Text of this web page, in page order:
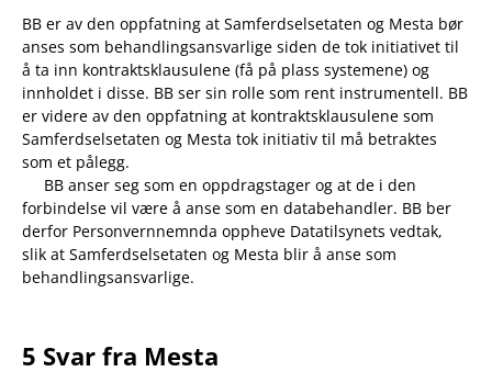
BB er av den oppfatning at Samferdselsetaten og Mesta bør
anses som behandlingsansvarlige siden de tok initiativet til
å ta inn kontraktsklausulene (få på plass systemene) og
innholdet i disse. BB ser sin rolle som rent instrumentell. BB
er videre av den oppfatning at kontraktsklausulene som
Samferdselsetaten og Mesta tok initiativ til må betraktes
som et pålegg.
BB anser seg som en oppdragstager og at de i den
forbindelse vil være å anse som en databehandler. BB ber
derfor Personvernnemnda oppheve Datatilsynets vedtak,
slik at Samferdselsetaten og Mesta blir å anse som
behandlingsansvarlige.
5 Svar fra Mesta